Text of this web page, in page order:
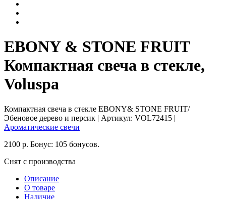
EBONY & STONE FRUIT
Компактная свеча в стекле,
Voluspa
Компактная свеча в стекле EBONY& STONE FRUIT/
Эбеновое дерево и персик | Артикул: VOL72415 |
Ароматические свечи
2100 р. Бонус: 105 бонусов.
Снят с производства
Описание
О товаре
Наличие